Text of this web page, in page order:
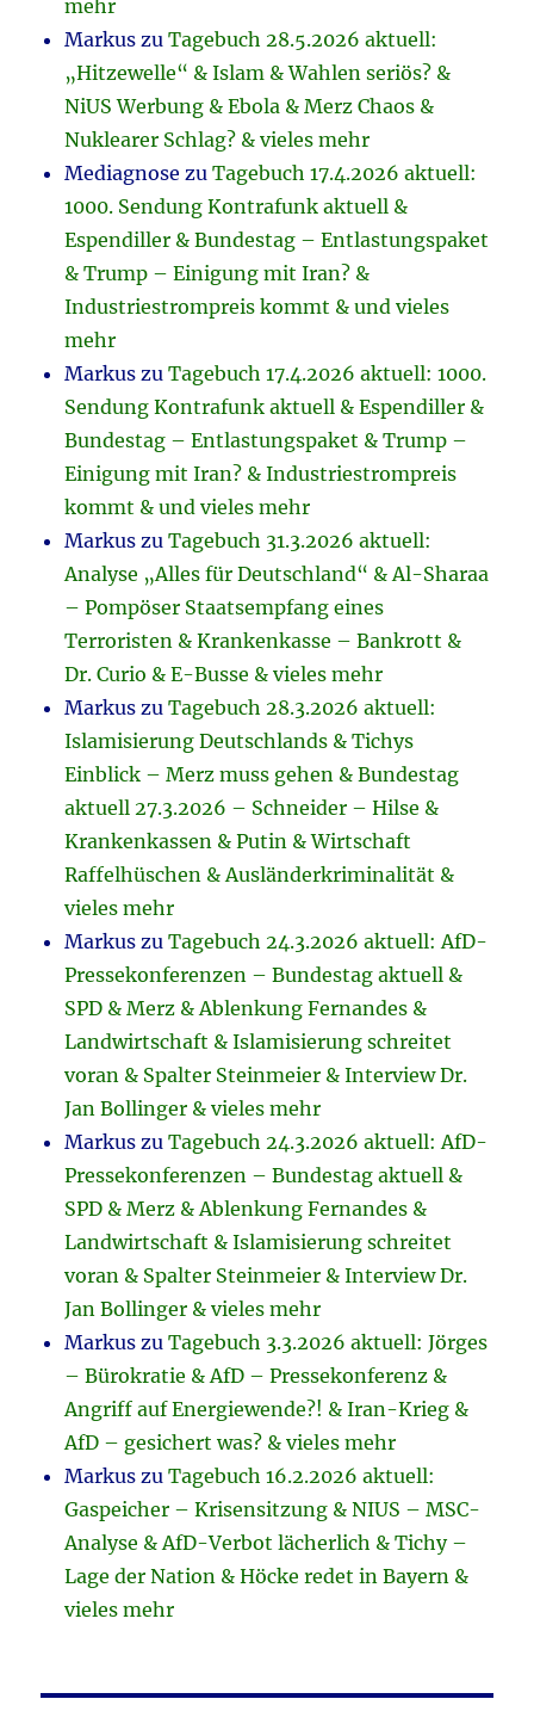
mehr
Markus zuTagebuch 28.5.2026 aktuell:
„Hitzewelle“ & Islam & Wahlen seriös? &
NiUS Werbung & Ebola & Merz Chaos &
Nuklearer Schlag? & vieles mehr
Mediagnose zuTagebuch 17.4.2026 aktuell:
1000. Sendung Kontrafunk aktuell &
Espendiller & Bundestag – Entlastungspaket
& Trump – Einigung mit Iran? &
Industriestrompreis kommt & und vieles
mehr
Markus zuTagebuch 17.4.2026 aktuell: 1000.
Sendung Kontrafunk aktuell & Espendiller &
Bundestag – Entlastungspaket & Trump –
Einigung mit Iran? & Industriestrompreis
kommt & und vieles mehr
Markus zuTagebuch 31.3.2026 aktuell:
Analyse „Alles für Deutschland“ & Al-Sharaa
– Pompöser Staatsempfang eines
Terroristen & Krankenkasse – Bankrott &
Dr. Curio & E-Busse & vieles mehr
Markus zuTagebuch 28.3.2026 aktuell:
Islamisierung Deutschlands & Tichys
Einblick – Merz muss gehen & Bundestag
aktuell 27.3.2026 – Schneider – Hilse &
Krankenkassen & Putin & Wirtschaft
Raffelhüschen & Ausländerkriminalität &
vieles mehr
Markus zuTagebuch 24.3.2026 aktuell: AfD-
Pressekonferenzen – Bundestag aktuell &
SPD & Merz & Ablenkung Fernandes &
Landwirtschaft & Islamisierung schreitet
voran & Spalter Steinmeier & Interview Dr.
Jan Bollinger & vieles mehr
Markus zuTagebuch 24.3.2026 aktuell: AfD-
Pressekonferenzen – Bundestag aktuell &
SPD & Merz & Ablenkung Fernandes &
Landwirtschaft & Islamisierung schreitet
voran & Spalter Steinmeier & Interview Dr.
Jan Bollinger & vieles mehr
Markus zuTagebuch 3.3.2026 aktuell: Jörges
– Bürokratie & AfD – Pressekonferenz &
Angriff auf Energiewende?! & Iran-Krieg &
AfD – gesichert was? & vieles mehr
Markus zuTagebuch 16.2.2026 aktuell:
Gaspeicher – Krisensitzung & NIUS – MSC-
Analyse & AfD-Verbot lächerlich & Tichy –
Lage der Nation & Höcke redet in Bayern &
vieles mehr